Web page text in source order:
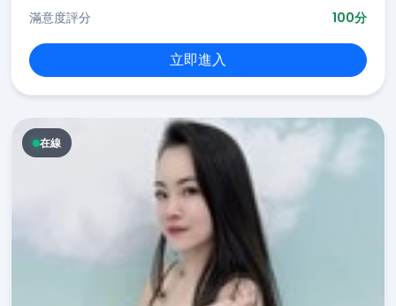
滿意度評分
100分
立即進入
在線